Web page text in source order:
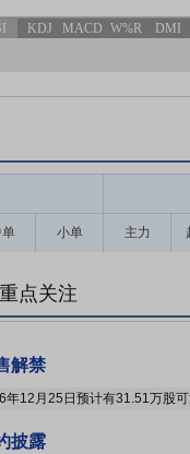
KDJ MACD W%R DMI
小单 主力
点关注
解禁
年12月25日预计有31.51万股
披露